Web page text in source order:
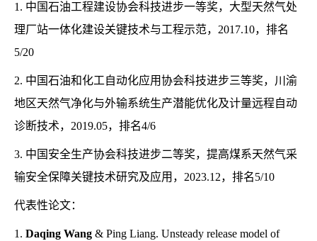
1. 中国石油工程建设协会科技进步一等奖，大型天然气处
理厂站一体化建设关键技术与工程示范，2017.10，排名
5/20
2. 中国石油和化工自动化应用协会科技进步三等奖，川渝
地区天然气净化与外输系统生产潜能优化及计量远程自动
诊断技术，2019.05，排名4/6
3. 中国安全生产协会科技进步二等奖，提高煤系天然气采
输安全保障关键技术研究及应用，2023.12，排名5/10
代表性论文：
1. Daqing Wang & Ping Liang. Unsteady release model of